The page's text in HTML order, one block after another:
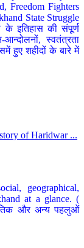
Freedom Fighters
State Struggle
इतिहास की संपूर्ण
स्वतंत्रता
हुए शहीदों के बारे में
of Haridwar ...
geographical,
at a glance. (
और अन्य पहलुओं